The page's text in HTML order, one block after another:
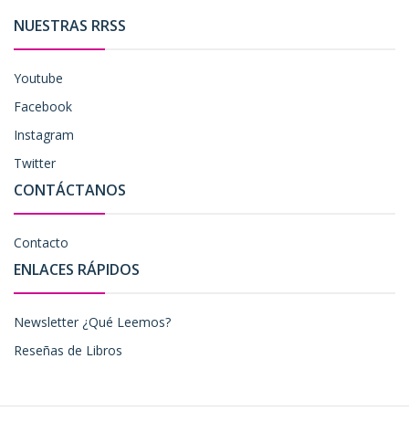
NUESTRAS RRSS
Youtube
Facebook
Instagram
Twitter
CONTÁCTANOS
Contacto
ENLACES RÁPIDOS
Newsletter ¿Qué Leemos?
Reseñas de Libros